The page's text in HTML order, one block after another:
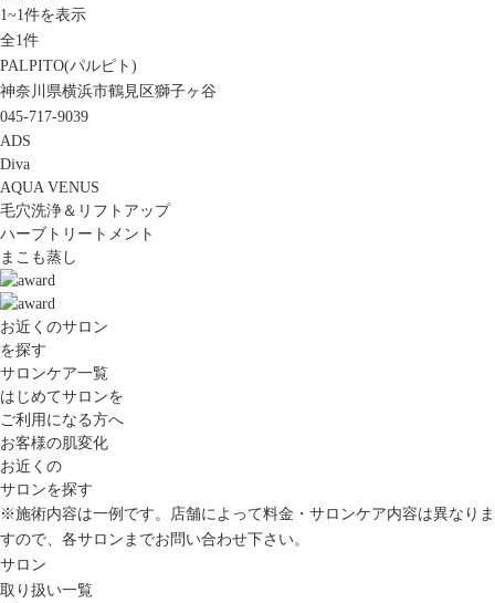
1~1件を表示
全1件
PALPITO(パルピト)
神奈川県横浜市鶴見区獅子ヶ谷
045-717-9039
ADS
Diva
AQUA VENUS
毛穴洗浄＆リフトアップ
ハーブトリートメント
まこも蒸し
お近くのサロン
を探す
サロンケア一覧
はじめてサロンを
ご利用になる方へ
お客様の肌変化
お近くの
サロンを探す
※施術内容は一例です。店舗によって料金・サロンケア内容は異なりま
すので、各サロンまでお問い合わせ下さい。
サロン
取り扱い一覧